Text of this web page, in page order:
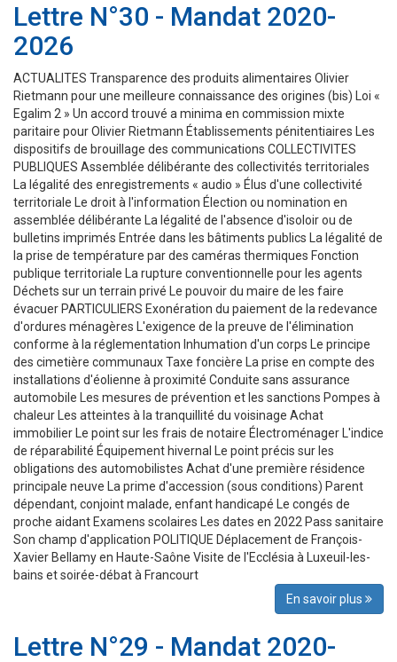
Lettre N°30 - Mandat 2020-
2026
ACTUALITES Transparence des produits alimentaires Olivier
Rietmann pour une meilleure connaissance des origines (bis) Loi «
Egalim 2 » Un accord trouvé a minima en commission mixte
paritaire pour Olivier Rietmann Établissements pénitentiaires Les
dispositifs de brouillage des communications COLLECTIVITES
PUBLIQUES Assemblée délibérante des collectivités territoriales
La légalité des enregistrements « audio » Élus d'une collectivité
territoriale Le droit à l'information Élection ou nomination en
assemblée délibérante La légalité de l'absence d'isoloir ou de
bulletins imprimés Entrée dans les bâtiments publics La légalité de
la prise de température par des caméras thermiques Fonction
publique territoriale La rupture conventionnelle pour les agents
Déchets sur un terrain privé Le pouvoir du maire de les faire
évacuer PARTICULIERS Exonération du paiement de la redevance
d'ordures ménagères L'exigence de la preuve de l'élimination
conforme à la réglementation Inhumation d'un corps Le principe
des cimetière communaux Taxe foncière La prise en compte des
installations d'éolienne à proximité Conduite sans assurance
automobile Les mesures de prévention et les sanctions Pompes à
chaleur Les atteintes à la tranquillité du voisinage Achat
immobilier Le point sur les frais de notaire Électroménager L'indice
de réparabilité Équipement hivernal Le point précis sur les
obligations des automobilistes Achat d'une première résidence
principale neuve La prime d'accession (sous conditions) Parent
dépendant, conjoint malade, enfant handicapé Le congés de
proche aidant Examens scolaires Les dates en 2022 Pass sanitaire
Son champ d'application POLITIQUE Déplacement de François-
Xavier Bellamy en Haute-Saône Visite de l'Ecclésia à Luxeuil-les-
bains et soirée-débat à Francourt
En savoir plus
Lettre N°29 - Mandat 2020-